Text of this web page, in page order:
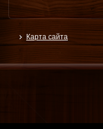
Карта сайта